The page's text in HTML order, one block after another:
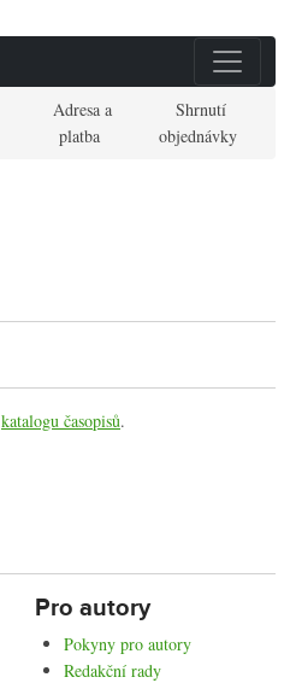
Adresa a
platba
Shrnutí
objednávky
katalogu časopisů.
Pro autory
Pokyny pro autory
Redakční rady